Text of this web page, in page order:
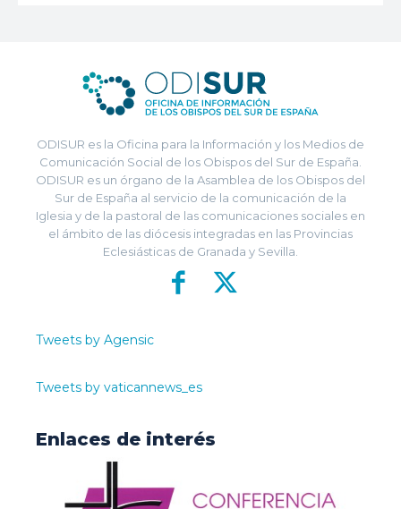
ODISUR es la Oficina para la Información y los Medios de
Comunicación Social de los Obispos del Sur de España.
ODISUR es un órgano de la Asamblea de los Obispos del
Sur de España al servicio de la comunicación de la
Iglesia y de la pastoral de las comunicaciones sociales en
el ámbito de las diócesis integradas en las Provincias
Eclesiásticas de Granada y Sevilla.
Tweets by Agensic
Tweets by vaticannews_es
Enlaces de interés